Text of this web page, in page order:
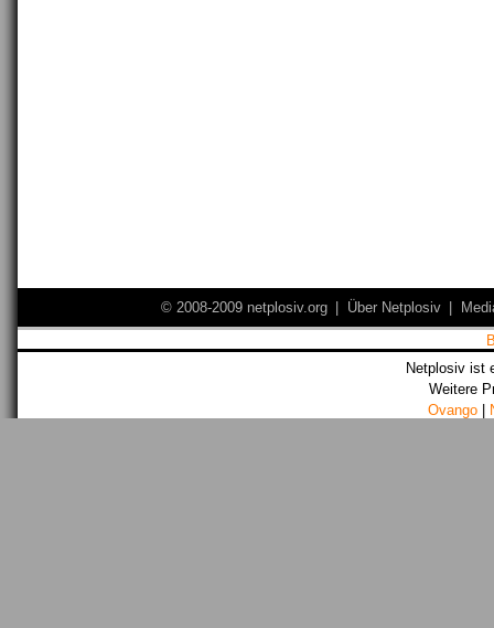
© 2008-2009 netplosiv.org Über Netplosiv
Netplosiv ist
Weitere
Ovango